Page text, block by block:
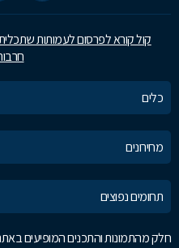
קול קורא לפרסום לעמותות
כלים
מחירונים
תחומים נפוצים
חלק מהתמונות והתכנים המופיעים